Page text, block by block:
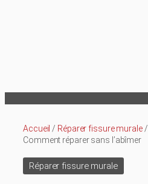
Accueil / Réparer fissure murale/
Comment réparer sans l’abîmer
Réparer fissure murale